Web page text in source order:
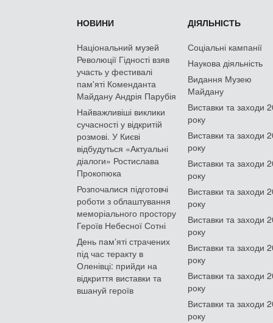
НОВИНИ
Національний музей
Революції Гідності взяв
участь у фестивалі
пам'яті Коменданта
Майдану Андрія Парубія
Найважливіші виклики
сучасності у відкритій
розмові. У Києві
відбудуться «Актуальні
діалоги» Ростислава
Прокопюка
Розпочалися підготовчі
роботи з облаштування
меморіального простору
Героїв Небесної Сотні
День памʼяті страчених
під час теракту в
Оленівці: прийди на
відкриття виставки та
вшануй героїв
ДІЯЛЬНІСТЬ
Соціальні кампанії
Наукова діяльність
Видання Музею
Майдану
Виставки та заходи
року
Виставки та заходи
року
Виставки та заходи
року
Виставки та заходи
року
Виставки та заходи
року
Виставки та заходи
року
Виставки та заходи
року
Виставки та заходи
року